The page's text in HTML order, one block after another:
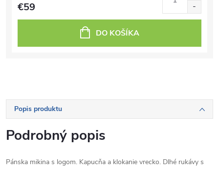
€59
DO KOŠÍKA
Popis produktu
Podrobný popis
Pánska mikina s logom. Kapucňa a klokanie vrecko. Dlhé rukávy s